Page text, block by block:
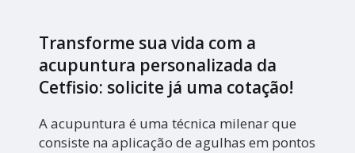
Transforme sua vida com a
acupuntura personalizada da
Cetfisio: solicite já uma cotação!
A acupuntura é uma técnica milenar que
consiste na aplicação de agulhas em pontos